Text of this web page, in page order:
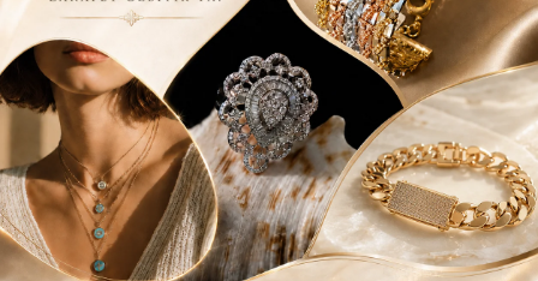
Ana Sayfa›Güncel
Gürkan Kılıç; “Cesaret
ve birlik kongremize
tüm gençlerimizi
bekliyoruz..”